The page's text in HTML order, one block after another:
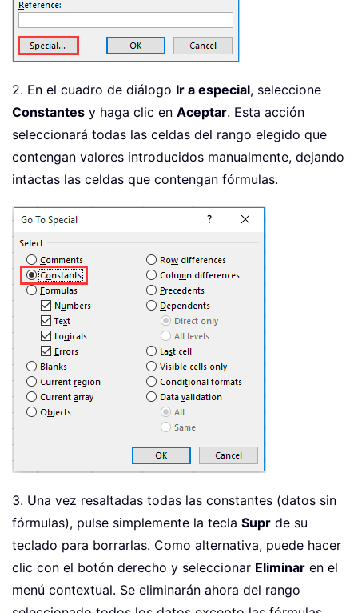
2. En el cuadro de diálogo Ir a especial, seleccione
Constantes y haga clic en Aceptar. Esta acción
seleccionará todas las celdas del rango elegido que
contengan valores introducidos manualmente, dejando
intactas las celdas que contengan fórmulas.
3. Una vez resaltadas todas las constantes (datos sin
fórmulas), pulse simplemente la tecla Supr de su
teclado para borrarlas. Como alternativa, puede hacer
clic con el botón derecho y seleccionar Eliminar en el
menú contextual. Se eliminarán ahora del rango